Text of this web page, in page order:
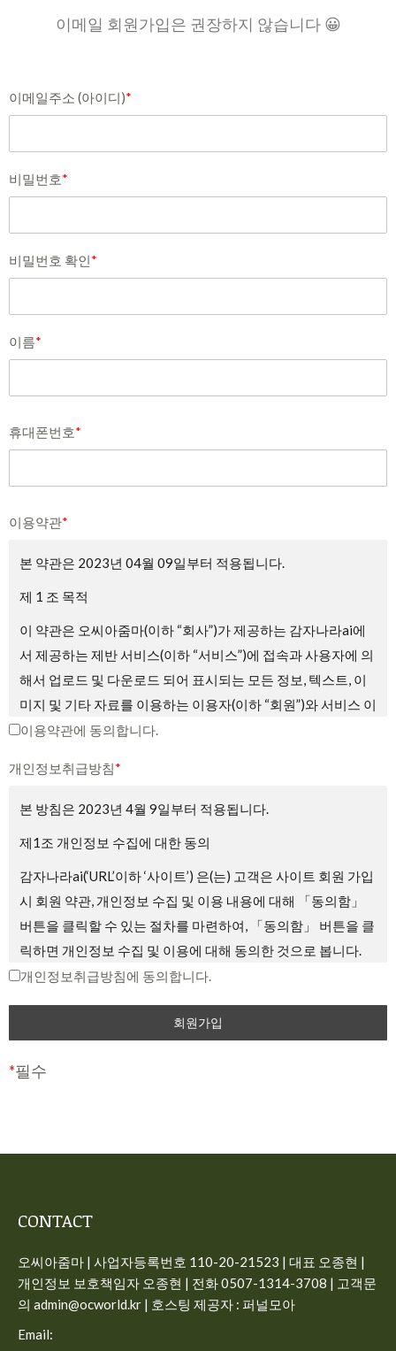
이메일 회원가입은 권장하지 않습니다 😀
이메일주소 (아이디)*
비밀번호*
비밀번호 확인*
이름*
휴대폰번호*
이용약관*
본 약관은 2023년 04월 09일부터 적용됩니다.
제 1 조 목적
이 약관은 오씨아줌마(이하 “회사”)가 제공하는 감자나라ai에
서 제공하는 제반 서비스(이하 “서비스”)에 접속과 사용자에 의
해서 업로드 및 다운로드 되어 표시되는 모든 정보, 텍스트, 이
미지 및 기타 자료를 이용하는 이용자(이하 “회원”)와 서비스 이
용에 관한 권리 및 의무와 책임사항, 기타 필요한 사항을 규정
① 회사는 서비스의 가입 과정에 본 약관을 게시합니다.
② 회사는 관련법에 위배되지 않는 범위에서 본 약관을 변경할
수 있습니다.
③ 회원은 회사가 전항에 따라 변경하는 약관에 동의하지 않을
권리가 있으며, 이 경우 회원은 회사에서 제공하는 서비스 이용
중단 및 탈퇴 의사를 표시하고 서비스 이용 종료를 요청할 수
있습니다. 다만, 회사가 회원에게 변경된 약관의 내용을 통보하
시가 표명된 것으로 본다는 뜻”을 명확히 통지하였음에도 불구
하고, 거부의 의사표시를 하지 아니한 경우 회원이 변경된 약관
① 회사는 제공하는 개별 서비스에 대해서 별도의 이용약관 및
경우에는 그 규정에 따릅니다.
제4조 용어의 정의
① 서비스: 개인용 컴퓨터 (PC), TV, 휴대형 단말기, 전기통신설
이용약관에 동의합니다.
개인정보취급방침*
본 방침은 2023년 4월 9일부터 적용됩니다.
제1조 개인정보 수집에 대한 동의
감자나라ai(‘URL’이하 ‘사이트’) 은(는) 고객은 사이트 회원 가입
시 회원 약관, 개인정보 수집 및 이용 내용에 대해 「동의함」
버튼을 클릭할 수 있는 절차를 마련하여, 「동의함」 버튼을 클
릭하면 개인정보 수집 및 이용에 대해 동의한 것으로 봅니다.
제2조 개인정보의 수집 항목 및 이용 목적
“개인정보”는 생존하는 개인에 관한 정보로서 해당 정보에 포
함된 성명, 주민등록번호 등의 사항으로 해당 개인을 식별할 수
있는 정보(해당 정보만으로는 특정 개인을 식별할 수 없더라도
사이트가 고객의 개인정보를 수집 이용하는 목적은 다음과 같
– 필수 수집항목: 이메일, 비밀번호, 이름, 전화번호
– 선택 수집항목: 프로필 이미지
– 이용목적: 가입, 서비스 이용시 상담, 공지사항 전달
– 보유기간: 회원탈퇴시 즉시 삭제, 구매 회원인 경우 5년간 보
개인정보취급방침에 동의합니다.
*필수
CONTACT
오씨아줌마 | 사업자등록번호 110-20-21523 | 대표 오종현 |
개인정보 보호책임자 오종현 | 전화 0507-1314-3708 | 고객문
의 admin@ocworld.kr | 호스팅 제공자 : 퍼널모아
Email: